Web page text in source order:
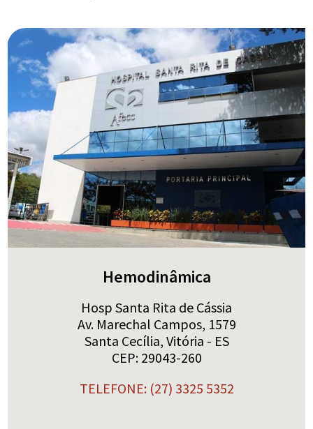
Hemodinâmica
Hosp Santa Rita de Cássia
Av. Marechal Campos, 1579
Santa Cecília, Vitória - ES
CEP: 29043-260
TELEFONE: (27) 3325 5352